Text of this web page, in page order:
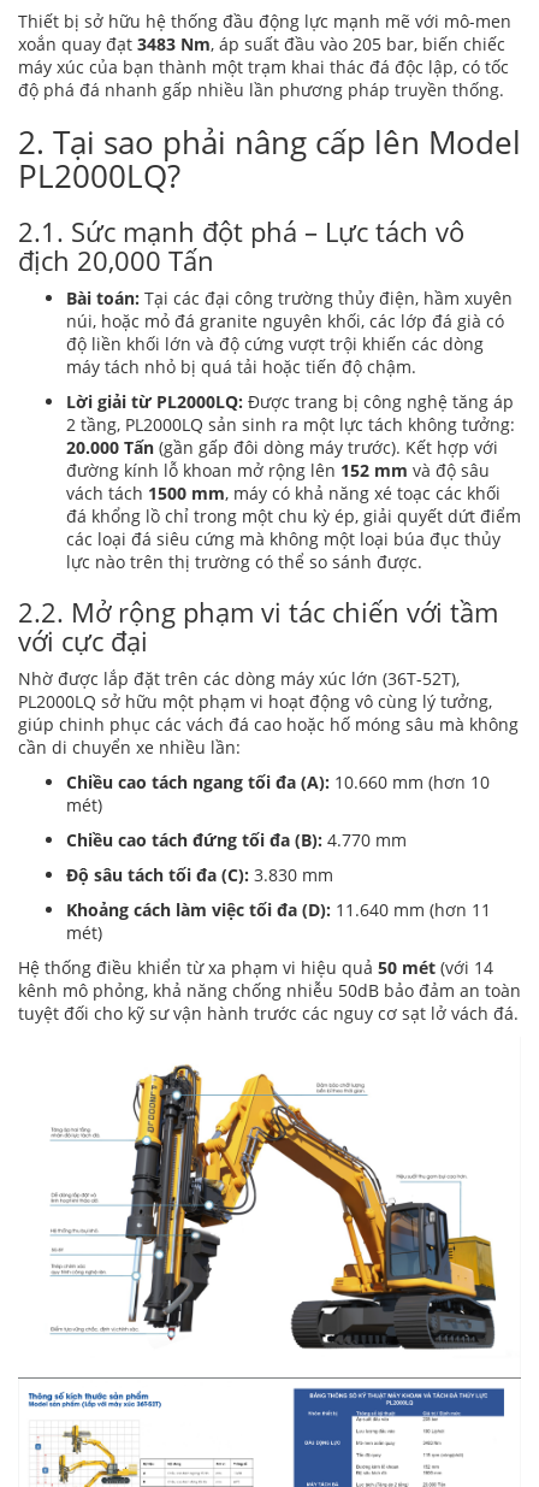
Thiết bị sở hữu hệ thống đầu động lực mạnh mẽ với mô-men
xoắn quay đạt 3483 Nm, áp suất đầu vào 205 bar, biến chiếc
máy xúc của bạn thành một trạm khai thác đá độc lập, có tốc
độ phá đá nhanh gấp nhiều lần phương pháp truyền thống.
2. Tại sao phải nâng cấp lên Model
PL2000LQ?
2.1. Sức mạnh đột phá – Lực tách vô
địch 20,000 Tấn
Bài toán: Tại các đại công trường thủy điện, hầm xuyên
núi, hoặc mỏ đá granite nguyên khối, các lớp đá già có
độ liền khối lớn và độ cứng vượt trội khiến các dòng
máy tách nhỏ bị quá tải hoặc tiến độ chậm.
Lời giải từ PL2000LQ: Được trang bị công nghệ tăng áp
2 tầng, PL2000LQ sản sinh ra một lực tách không tưởng:
20.000 Tấn (gần gấp đôi dòng máy trước). Kết hợp với
đường kính lỗ khoan mở rộng lên 152 mm và độ sâu
vách tách 1500 mm, máy có khả năng xé toạc các khối
đá khổng lồ chỉ trong một chu kỳ ép, giải quyết dứt điểm
các loại đá siêu cứng mà không một loại búa đục thủy
lực nào trên thị trường có thể so sánh được.
2.2. Mở rộng phạm vi tác chiến với tầm
với cực đại
Nhờ được lắp đặt trên các dòng máy xúc lớn (36T-52T),
PL2000LQ sở hữu một phạm vi hoạt động vô cùng lý tưởng,
giúp chinh phục các vách đá cao hoặc hố móng sâu mà không
cần di chuyển xe nhiều lần:
Chiều cao tách ngang tối đa (A): 10.660 mm (hơn 10
mét)
Chiều cao tách đứng tối đa (B): 4.770 mm
Độ sâu tách tối đa (C): 3.830 mm
Khoảng cách làm việc tối đa (D): 11.640 mm (hơn 11
mét)
Hệ thống điều khiển từ xa phạm vi hiệu quả 50 mét (với 14
kênh mô phỏng, khả năng chống nhiễu 50dB bảo đảm an toàn
tuyệt đối cho kỹ sư vận hành trước các nguy cơ sạt lở vách đá.